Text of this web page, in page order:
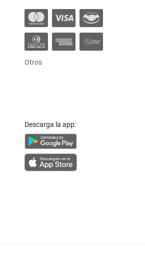
Otros
Descarga la app: